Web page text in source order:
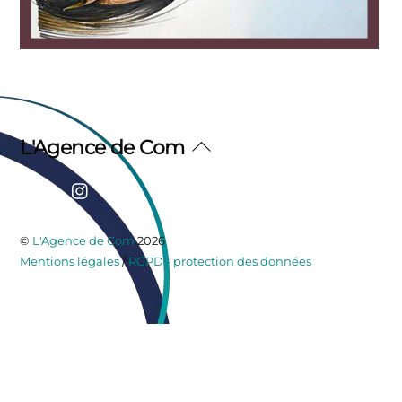
Back
L'Agence de Com
FacebookInstagram
© L'Agence de Com2026
Mentions légales/RGPD - protection des données